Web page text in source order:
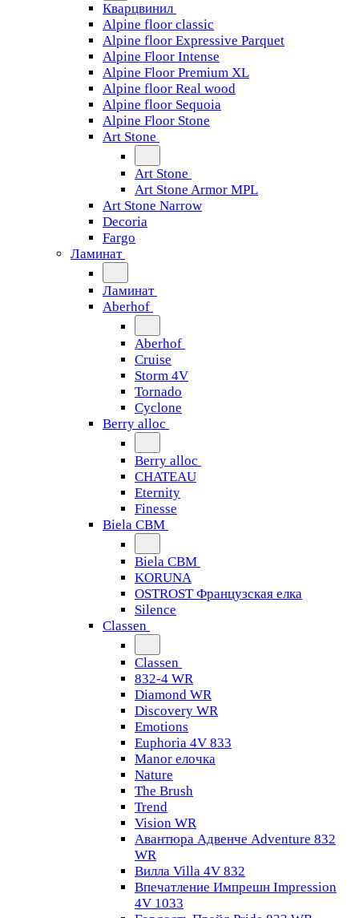
Кварцвинил
Alpine floor classic
Alpine floor Expressive Parquet
Alpine Floor Intense
Alpine Floor Premium XL
Alpine floor Real wood
Alpine floor Sequoia
Alpine Floor Stone
Art Stone
Art Stone
Art Stone Armor MPL
Art Stone Narrow
Decoria
Fargo
Ламинат
Ламинат
Aberhof
Aberhof
Cruise
Storm 4V
Tornado
Сyclone
Berry alloc
Berry alloc
CHATEAU
Eternity
Finesse
Biela CBM
Biela CBM
KORUNA
OSTROST Французская елка
Silence
Classen
Classen
832-4 WR
Diamond WR
Discovery WR
Emotions
Euphoria 4V 833
Manor елочка
Nature
The Brush
Trend
Vision WR
Авантюра Адвенче Adventure 832
WR
Вилла Villa 4V 832
Впечатление Импрешн Impression
4V 1033